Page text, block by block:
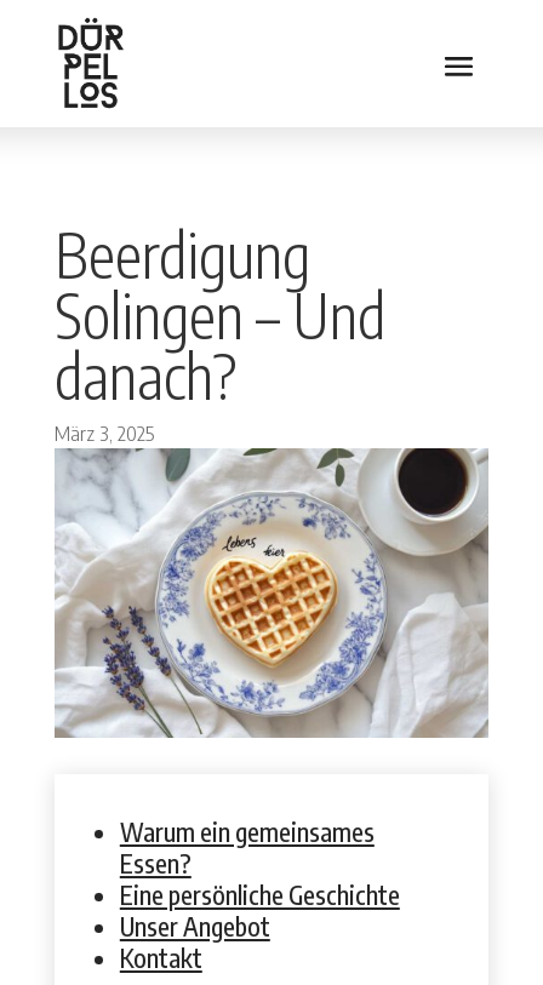
Beerdigung
Solingen – Und
danach?
März 3, 2025
Warum ein gemein­sames
Essen?
Eine per­sön­liche Geschichte
Unser Ange­bot
Kon­takt